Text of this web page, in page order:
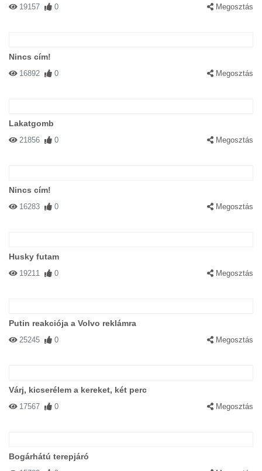
19157 0 Megosztás
Nincs cím!
16892 0 Megosztás
Lakatgomb
21856 0 Megosztás
Nincs cím!
16283 0 Megosztás
Husky futam
19211 0 Megosztás
Putin reakciója a Volvo reklámra
25245 0 Megosztás
Várj, kicserélem a kereket, két perc
17567 0 Megosztás
Bogárhátú terepjáró